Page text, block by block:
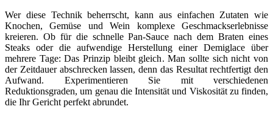
Wer diese Technik beherrscht, kann aus einfachen Zutaten wie
Knochen, Gemüse und Wein komplexe Geschmackserlebnisse
kreieren. Ob für die schnelle Pan-Sauce nach dem Braten eines
Steaks oder die aufwendige Herstellung einer Demiglace über
mehrere Tage: Das Prinzip bleibt gleich. Man sollte sich nicht von
der Zeitdauer abschrecken lassen, denn das Resultat rechtfertigt den
Aufwand. Experimentieren Sie mit verschiedenen
Reduktionsgraden, um genau die Intensität und Viskosität zu finden,
die Ihr Gericht perfekt abrundet.